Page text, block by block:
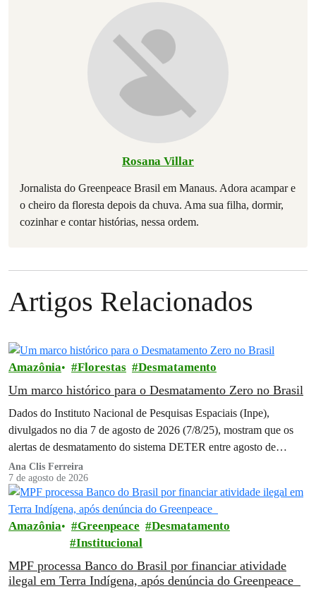
Rosana Villar
Jornalista do Greenpeace Brasil em Manaus. Adora acampar e
o cheiro da floresta depois da chuva. Ama sua filha, dormir,
cozinhar e contar histórias, nessa ordem.
Artigos Relacionados
Amazônia Florestas Desmatamento
Um marco histórico para o Desmatamento Zero no Brasil
Dados do Instituto Nacional de Pesquisas Espaciais (Inpe),
divulgados no dia 7 de agosto de 2026 (7/8/25), mostram que os
alertas de desmatamento do sistema DETER entre agosto de
2025…
Ana Clis Ferreira
7 de agosto de 2026
Amazônia Greenpeace
Desmatamento
Institucional
MPF processa Banco do Brasil por financiar atividade
ilegal em Terra Indígena, após denúncia do Greenpeace